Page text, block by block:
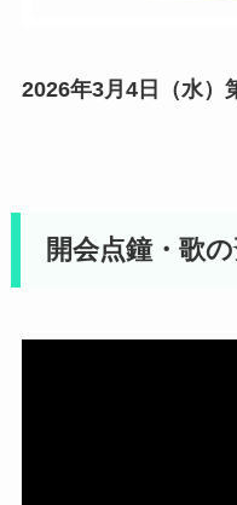
2026年3月4日（水）
開会点鐘・歌